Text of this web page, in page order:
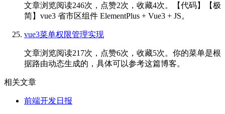
文章浏览阅读246次，点赞2次，收藏4次。【代码】【极
简】vue3 省市区组件 ElementPlus + Vue3 + JS。
vue3菜单权限管理实现
文章浏览阅读217次，点赞6次，收藏5次。你的菜单是根
据路由动态生成的，具体可以参考这篇博客。
相关文章
前端开发日报